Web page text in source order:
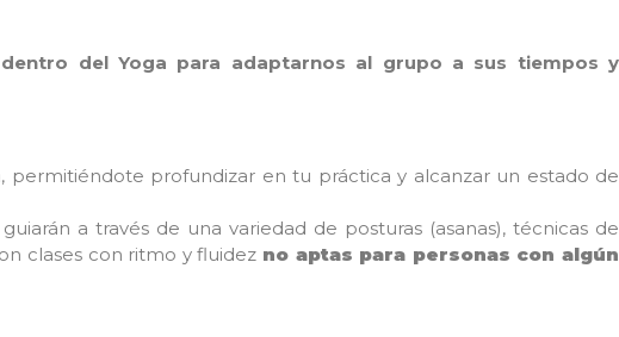
del Yoga para adaptarnos al grupo a sus tiempos y
permitiéndote profundizar en tu práctica y alcanzar un estado de
a través de una variedad de posturas (asanas), técnicas de
clases con ritmo y fluidez no aptas para personas con algún